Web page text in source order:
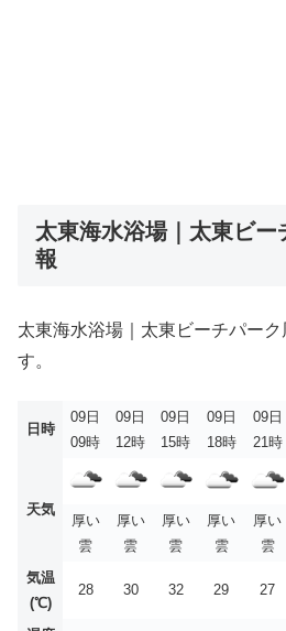
太東海水浴場｜太東ビー
報
太東海水浴場｜太東ビーチパー
す。
日時
09日
09時
09日
12時
09日
15時
09日
18時
09日
21時
天気
厚い
雲
厚い
雲
厚い
雲
厚い
雲
厚い
雲
気温
(℃)
28 30 32 29 27